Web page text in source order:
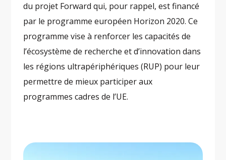
du projet Forward qui, pour rappel, est financé
par le programme européen Horizon 2020. Ce
programme vise à renforcer les capacités de
l’écosystème de recherche et d’innovation dans
les régions ultrapériphériques (RUP) pour leur
permettre de mieux participer aux
programmes cadres de l’UE.